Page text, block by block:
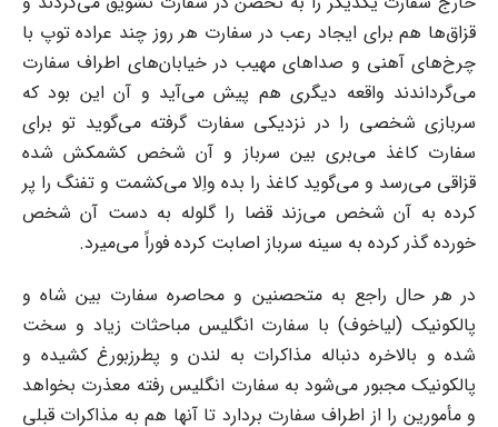
قزاق‌ها هم برای ایجاد رعب در ‌سفارت هر روز چند عراده توپ با
چرخ‌های آهنی و صداهای مهیب در خیابان‌های اطراف سفارت
‌می‌گرداندند واقعه دیگری هم پیش می‌آید و آن این بود که
سربازی شخصی را در نزدیکی سفارت گرفته ‌می‌گوید تو برای
سفارت کاغذ می‌بری بین سرباز و آن شخص کشمکش شده
قزاقی می‌رسد و می‌گوید ‌کاغذ را بده واِلا می‌کشمت و تفنگ را پر
کرده به آن شخص می‌زند قضا را گلوله به دست آن شخص
‌خورده گذر کرده به سینه سرباز اصابت کرده فوراً می‌میرد.‌
در هر حال راجع به متحصنین و محاصره سفارت بین شاه و
پالکونیک (لیاخوف) با سفارت انگلیس ‌مباحثات زیاد و سخت
شده و بالاخره دنباله مذاکرات به لندن و پطرزبورغ کشیده و
پالکونیک مجبور ‌می‌شود به سفارت انگلیس رفته معذرت بخواهد
و مأمورین را از اطراف سفارت بردارد تا آنها هم به ‌مذاکرات قبلی